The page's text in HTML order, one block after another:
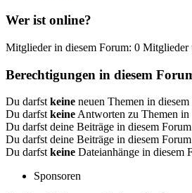
Wer ist online?
Mitglieder in diesem Forum: 0 Mitglieder
Berechtigungen in diesem
Du darfst keine neuen Themen in
Du darfst keine Antworten zu Themen in
Du darfst deine Beiträge in diesem Forum
Du darfst deine Beiträge in diesem Forum
Du darfst keine Dateianhänge in diesem
Sponsoren